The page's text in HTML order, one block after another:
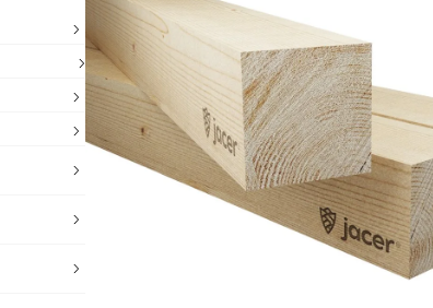
Hradec Králové
vybírat zde
Praha
vybírat zde
(Za
Plzeň
Plzeň